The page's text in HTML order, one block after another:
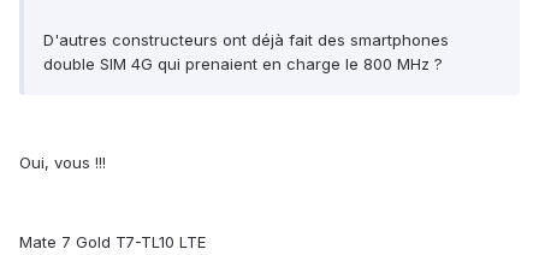
D'autres constructeurs ont déjà fait des smartphones
double SIM 4G qui prenaient en charge le 800 MHz ?
Oui, vous !!!
Mate 7 Gold T7-TL10 LTE